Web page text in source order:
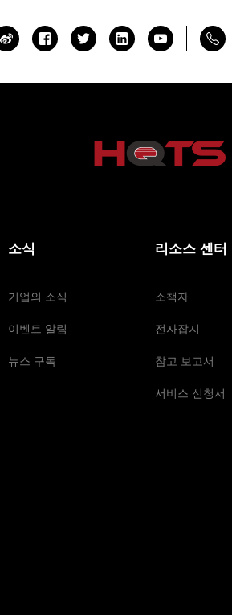
소식
기업의 소식
이벤트 알림
뉴스 구독
리소스 센터
소책자
전자잡지
참고 보고서
서비스 신청서